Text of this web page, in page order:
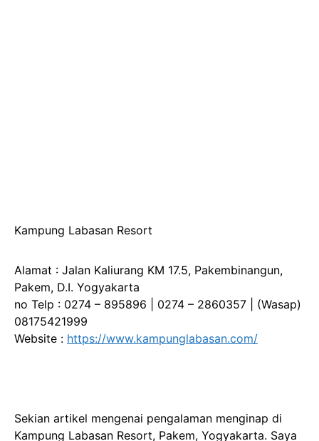
Kampung Labasan Resort
Alamat : Jalan Kaliurang KM 17.5, Pakembinangun,
Pakem, D.I. Yogyakarta
no Telp : 0274 – 895896 | 0274 – 2860357 | (Wasap)
08175421999
Website : https://www.kampunglabasan.com/
Sekian artikel mengenai pengalaman menginap di
Kampung Labasan Resort, Pakem, Yogyakarta. Saya